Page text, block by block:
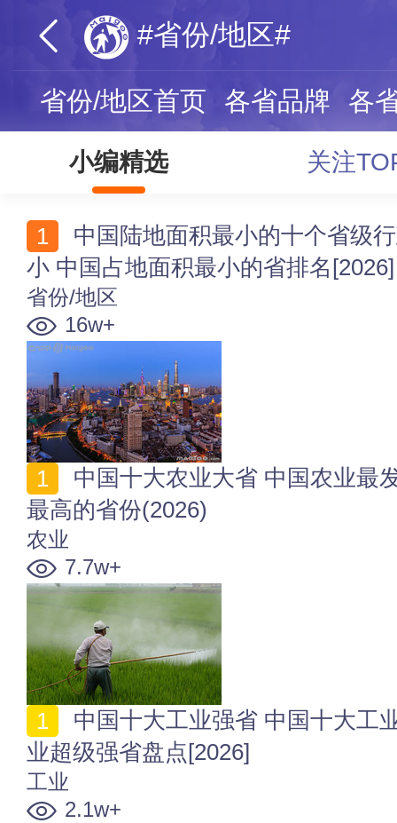
#省份/地区#
省份/地区首页 各省品牌 各
小编精选 关注
小 中国占地面积最小的省排名[2026]
省份/地区
16w+
最高的省份(2026)
农业
7.7w+
业超级强省盘点[2026]
工业
2.1w+